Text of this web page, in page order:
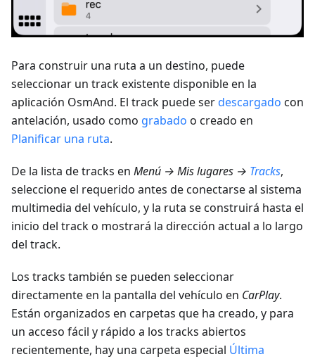
Para construir una ruta a un destino, puede
seleccionar un track existente disponible en la
aplicación OsmAnd. El track puede serdescargado con
antelación, usado como grabado o creado en
Planificar una ruta.
De la lista de tracks en Menú → Mis lugares → Tracks,
seleccione el requerido antes de conectarse al sistema
multimedia del vehículo, y la ruta se construirá hasta el
inicio del track o mostrará la dirección actual a lo largo
del track.
Los tracks también se pueden seleccionar
directamente en la pantalla del vehículo en CarPlay.
Están organizados en carpetas que ha creado, y para
un acceso fácil y rápido a los tracks abiertos
recientemente, hay una carpeta especial Última